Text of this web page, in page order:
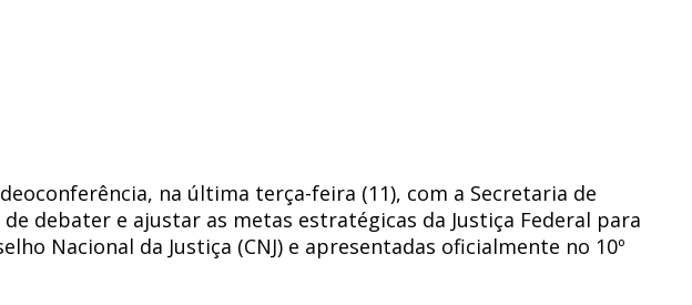
na última terça-feira (11), com a Secretaria de
de debater e ajustar as metas estratégicas da Justiça Federal para
Nacional da Justiça (CNJ) e apresentadas oficialmente no 10º